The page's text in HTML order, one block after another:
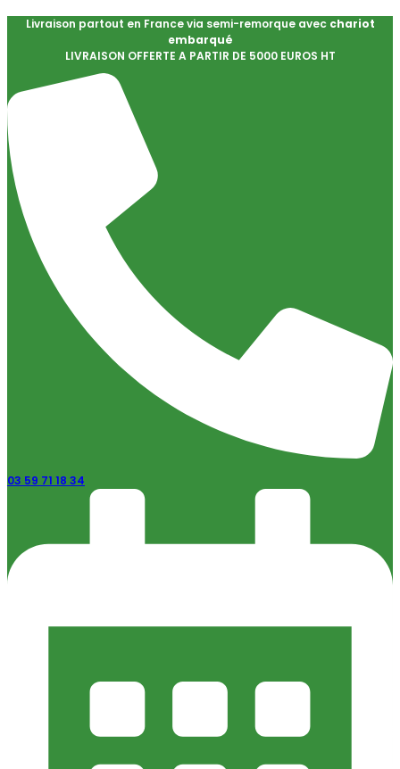
Livraison partout en France via semi-remorque avec chariot
embarqué
LIVRAISON OFFERTE A PARTIR DE 5000 EUROS HT
03 59 71 18 34